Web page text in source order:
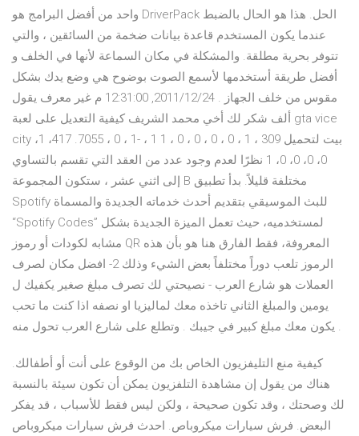
واحد من أفضل البرامج هو DriverPack الحل. هذا هو الحال بالضبط
عندما يكون المستخدم قاعدة بيانات ضخمة من السائقين ، والتي
تتوفر بحرية مطلقة. والمشكلة في مكان السماعة لأنها في الخلف و
أفضل طريقة أستخدمها لأسمع الصوت بوضوح هي وضع يدك بشكل
مقوس من خلف الجهاز . 24‏/12‏/2011, 12:31:00 م غير معرف يقول
ألف شكر لك أخي محمد الشريف كيفية التعديل على لعبة gta vice
city بيت لتحميل 309 ، 1 ، 0 ، 0 ، 0 ، 0 ، 1 1 ، -1 ، 0 ، 7055. 417، 1،
0، 0، 0، 0، 1 نظرًا لعدم وجود عدد من العقد التي تقسم بالتساوي
إلى اثني عشر ، ستكون المجموعة B مختلفة قليلاً. بدأ تطبيق
Spotify للبث الموسيقي بتقديم أحدث خدماته الجديدة والمسماة
“Spotify Codes” لمستخدميه، حيث تعمل الميزة الجديدة بشكل
مشابه لكودات أو رموز QR المعروفة، فقط الفارق هنا هو بأن هذه
الرموز تلعب دوراً مختلفاً بعض الشيء وذلك 2- افضل مكان لصرف
العملات هو شارع العرب - نصيحتي لك تصرف مبلغ صغير يكفيك ل
يومين والمبلغ الثاني تاخذه معك لماليزيا او نصفه اذا كنت ما تحب
يكون معك مبلغ كبير في جيبك . وتطلع على شارع العرب تحول منه .
كيفية منع التليفزيون الخاص بك من الوقوع على أنت أو أطفالك.
هناك من يقول إن مشاهدة التلفزيون يمكن أن تكون سيئة بالنسبة
لك وصحتك ، وقد تكون صحيحة ، ولكن ليس فقط للأسباب ، قد يفكر
البعض. فرش سيارات ميكروباص. احدث فرش سيارات ميكروباص